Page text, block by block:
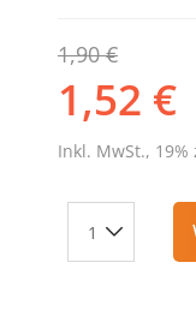
1,90 €
1,52 €
Inkl. MwSt., 19%